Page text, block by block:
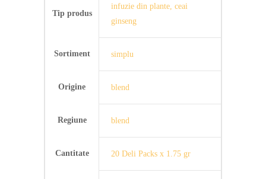
Tip produs
infuzie din plante, ceai
ginseng
Sortiment simplu
Origine blend
Regiune blend
Cantitate 20 Deli Packs x 1.75 gr